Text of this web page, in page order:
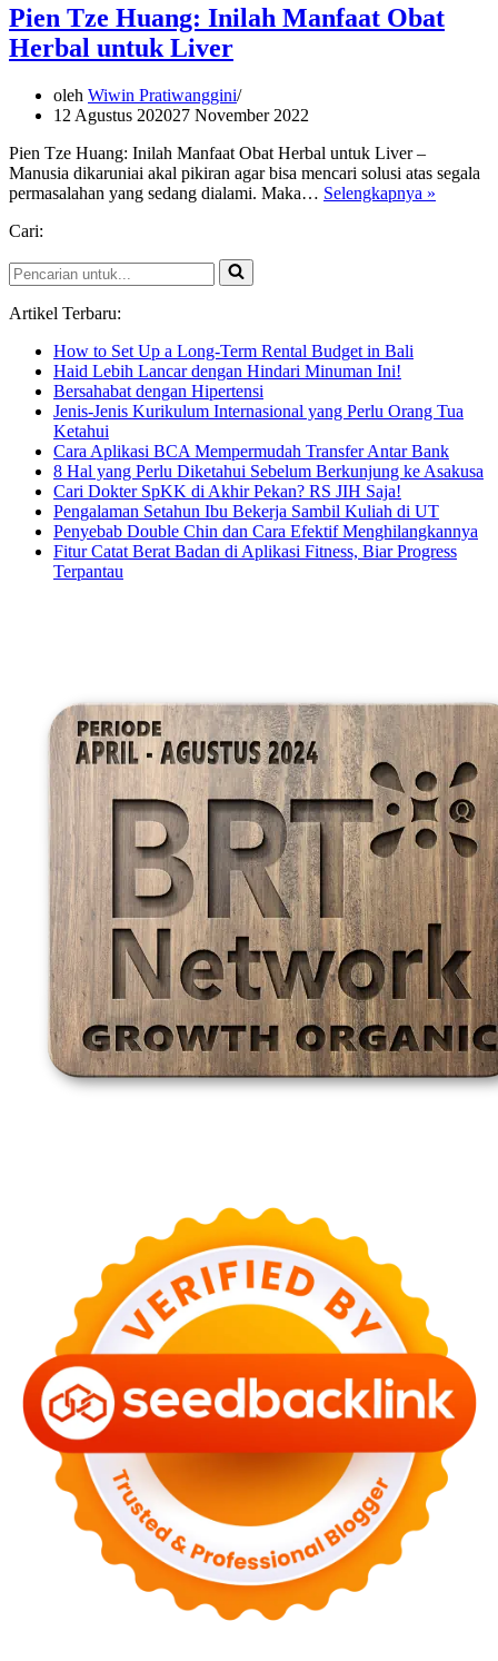
Pien Tze Huang: Inilah Manfaat Obat
Herbal untuk Liver
oleh Wiwin Pratiwanggini
12 Agustus 202027 November 2022
Pien Tze Huang: Inilah Manfaat Obat Herbal untuk Liver –
Manusia dikaruniai akal pikiran agar bisa mencari solusi atas segala
permasalahan yang sedang dialami. Maka… Selengkapnya »
Cari:
Pencarian
untuk...
Artikel Terbaru:
How to Set Up a Long-Term Rental Budget in Bali
Haid Lebih Lancar dengan Hindari Minuman Ini!
Bersahabat dengan Hipertensi
Jenis-Jenis Kurikulum Internasional yang Perlu Orang Tua
Ketahui
Cara Aplikasi BCA Mempermudah Transfer Antar Bank
8 Hal yang Perlu Diketahui Sebelum Berkunjung ke Asakusa
Cari Dokter SpKK di Akhir Pekan? RS JIH Saja!
Pengalaman Setahun Ibu Bekerja Sambil Kuliah di UT
Penyebab Double Chin dan Cara Efektif Menghilangkannya
Fitur Catat Berat Badan di Aplikasi Fitness, Biar Progress
Terpantau